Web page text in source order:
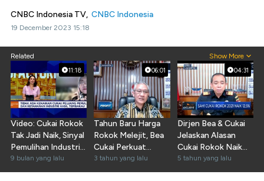
CNBC Indonesia TV, CNBC Indonesia
19 December 2023 15:18
Related Show More
11:18
Video: Cukai Rokok
Tak Jadi Naik, Sinyal
Pemulihan Industri
Tembakau
9 bulan yang lalu
06:01
Tahun Baru Harga
Rokok Melejit, Bea
Cukai Perkuat
Pengawasan
3 tahun yang lalu
04:31
Dirjen Bea & Cukai
Jelaskan Alasan
Cukai Rokok Naik
12,5%
5 tahun yang lalu